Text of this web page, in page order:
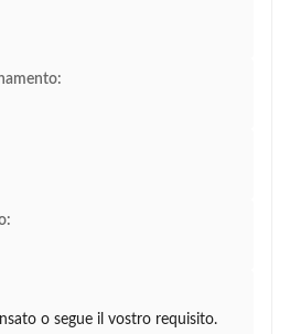
o segue il vostro requisito.